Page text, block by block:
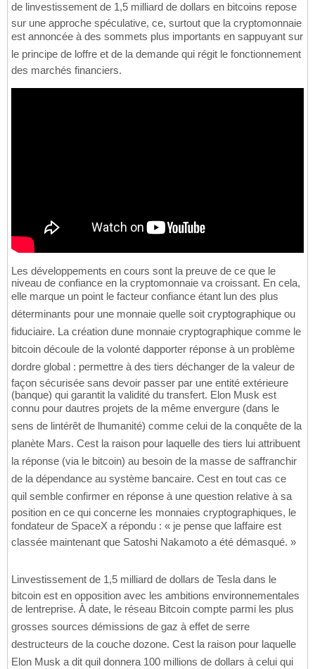
de linvestissement de 1,5 milliard de dollars en bitcoins repose
sur une approche spéculative, ce, surtout que la cryptomonnaie
est annoncée à des sommets plus importants en sappuyant sur
le principe de loffre et de la demande qui régit le fonctionnement
des marchés financiers.
Les développements en cours sont la preuve de ce que le
niveau de confiance en la cryptomonnaie va croissant. En cela,
elle marque un point le facteur confiance étant lun des plus
déterminants pour une monnaie quelle soit cryptographique ou
fiduciaire. La création dune monnaie cryptographique comme le
bitcoin découle de la volonté dapporter réponse à un problème
dordre global : permettre à des tiers déchanger de la valeur de
façon sécurisée sans devoir passer par une entité extérieure
(banque) qui garantit la validité du transfert. Elon Musk est
connu pour dautres projets de la même envergure (dans le
sens de lintérêt de lhumanité) comme celui de la conquête de la
planète Mars. Cest la raison pour laquelle des tiers lui attribuent
la réponse (via le bitcoin) au besoin de la masse de saffranchir
de la dépendance au système bancaire. Cest en tout cas ce
quil semble confirmer en réponse à une question relative à sa
position en ce qui concerne les monnaies cryptographiques, le
fondateur de SpaceX a répondu : « je pense que laffaire est
classée maintenant que Satoshi Nakamoto a été démasqué. »
Linvestissement de 1,5 milliard de dollars de Tesla dans le
bitcoin est en opposition avec les ambitions environnementales
de lentreprise. À date, le réseau Bitcoin compte parmi les plus
grosses sources démissions de gaz à effet de serre
destructeurs de la couche dozone. Cest la raison pour laquelle
Elon Musk a dit quil donnera 100 millions de dollars à celui qui